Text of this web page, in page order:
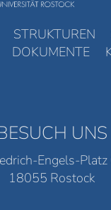
STRUKTUREN
DOKUMENTE
UNS
Engels-Platz
18055 Rostock